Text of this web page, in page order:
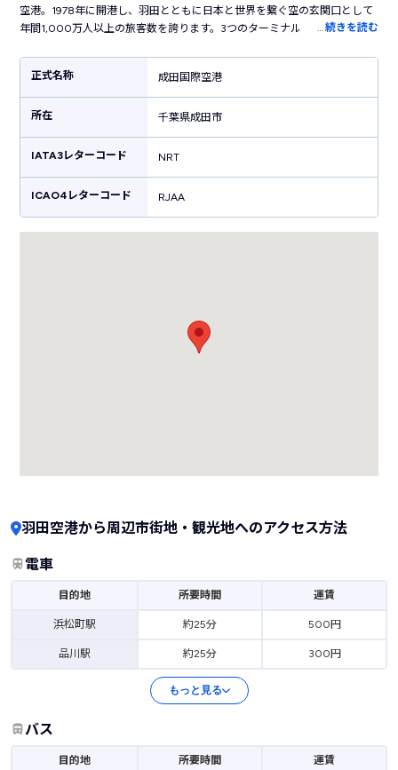
空港。1978年に開港し、羽田とともに日本と世界を繋ぐ空の玄関口として
年間1,000万人以上の旅客数を誇ります。3つのターミナルを持ち、第3タ
示された、国際空港らしい洗練された雰囲気。お土産売り場では東京・千
葉だけでなく全国各地のお土産・グルメが揃います。空港敷地内にはカプ
セルホテルやシャワールームも併設しており高い快適性が魅力。都心を結
ぶ電車がターミナルに直結しているので都内へのアクセス・関東の観光に
便利です。
…続きを読む
正式名称 成田国際空港
所在 千葉県成田市
IATA3レターコード NRT
ICAO4レターコード RJAA
羽田空港から周辺市街地・観光地へのアクセス方法
電車
目的地 所要時間 運賃
浜松町駅 約25分 500円
品川駅 約25分 300円
もっと見る
バス
目的地 所要時間 運賃